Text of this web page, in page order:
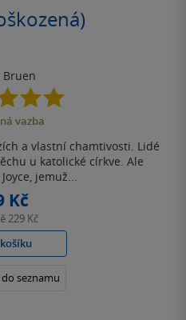
Bruen
5.0
z
5 vazba
a vlastní chamtivosti. Lidé
u katolické církve. Ale
jemuž...
Kč
229 Kč
seznamu